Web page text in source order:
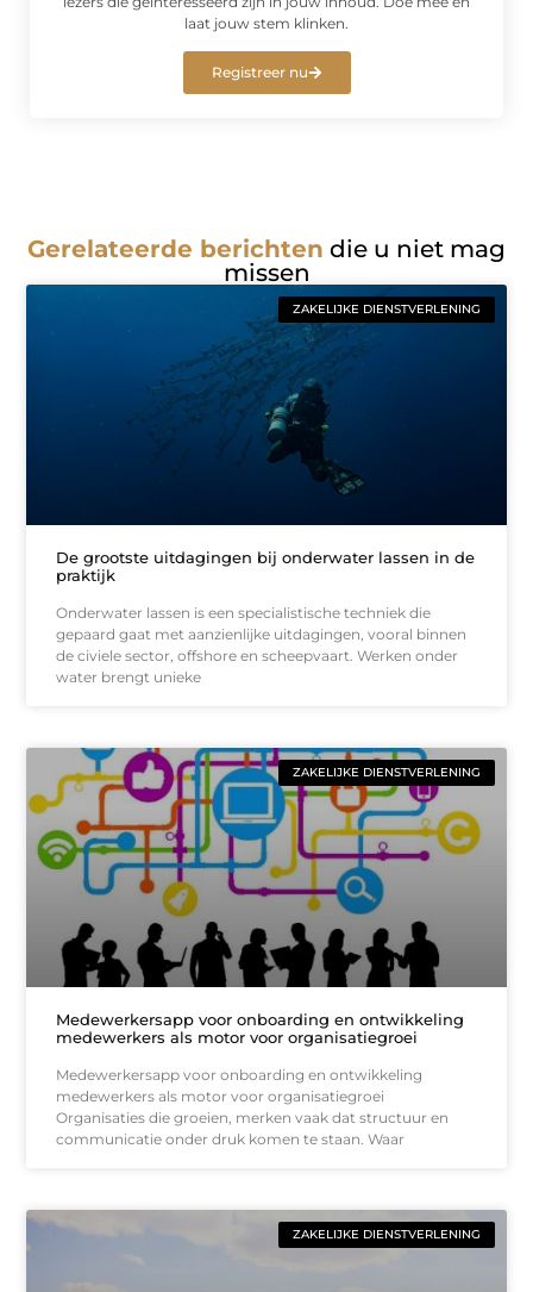
laat jouw stem klinken.
Registreer nu
Gerelateerde berichten die u niet mag
missen
ZAKELIJKE DIENSTVERLENING
De grootste uitdagingen bij onderwater lassen in de
praktijk
Onderwater lassen is een specialistische techniek die
gepaard gaat met aanzienlijke uitdagingen, vooral binnen
de civiele sector, offshore en scheepvaart. Werken onder
water brengt unieke
ZAKELIJKE DIENSTVERLENING
Medewerkersapp voor onboarding en ontwikkeling
medewerkers als motor voor organisatiegroei
Medewerkersapp voor onboarding en ontwikkeling
medewerkers als motor voor organisatiegroei
Organisaties die groeien, merken vaak dat structuur en
communicatie onder druk komen te staan. Waar
ZAKELIJKE DIENSTVERLENING